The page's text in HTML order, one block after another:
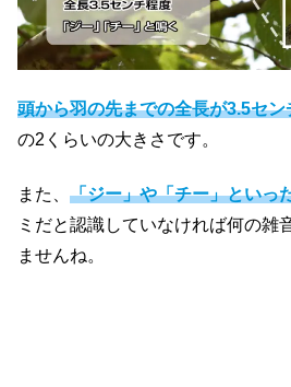
頭から羽の先までの全長が3.5セン
の2くらいの大きさです。
また、 「ジー」や「チー」といっ
ミだと認識していなければ何の雑
ませんね。